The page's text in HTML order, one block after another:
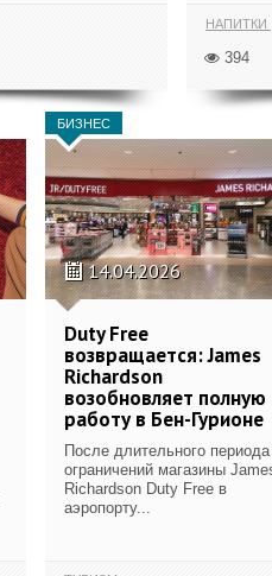
НАПИТКИ
394
БИЗНЕС
14.04.2026
Duty Free
возвращается: James
Richardson
возобновляет полную
работу в Бен-Гурионе
После длительного периода
ограничений магазины
Richardson Duty Free в
аэропорту...